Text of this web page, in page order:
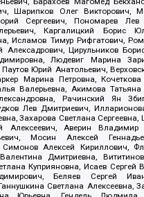
Шарипков Олег Викторович,
Сергеевич, Пономарев Лев
Каргалицкий Борис
Исламов Тимур Рифгатович,
Алексадрович, Цирульников
Людевиг Марина
Паутов Юрий Анатольевич,
Марина Петровна,
Валерьевна, Акимова Татьяна
Рачинский Ян
Лев Дмитриевич,
Захарова Светлана
Алексеевич, Аверин Владимир
Мосин Алексей
Алексей Кириллович,
Дмитриевна,
Куприяновна, Исаев
Беляев Сергей
Светлана Алексеевна,